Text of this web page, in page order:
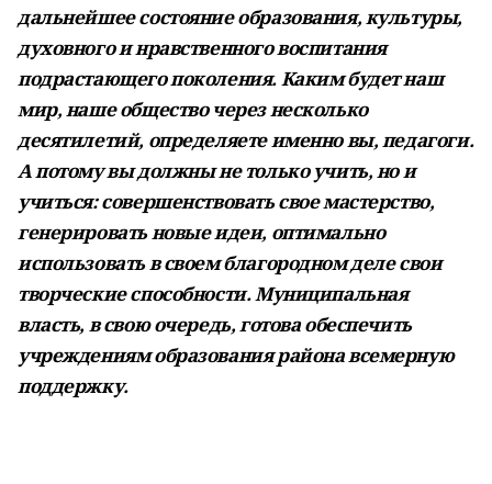
дальнейшее состояние образования, культуры,
духовного и нравственного воспитания
подрастающего поколения. Каким будет наш
мир, наше общество через несколько
десятилетий, определяете именно вы, педагоги.
А потому вы должны не только учить, но и
учиться: совершенствовать свое мастерство,
генерировать новые идеи, оптимально
использовать в своем благородном деле свои
творческие способности. Муниципальная
власть, в свою очередь, готова обеспечить
учреждениям образования района всемерную
поддержку.